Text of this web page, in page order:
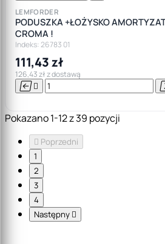
LEMFORDER
PODUSZKA +ŁOŻYSKO
CROMA !
Indeks: 26783 01
111,43 zł
126,43 zł z dostawą
 
Pokazano 1-12 z 39 pozycji
 Poprzedni
1
2
3
4
Następny 